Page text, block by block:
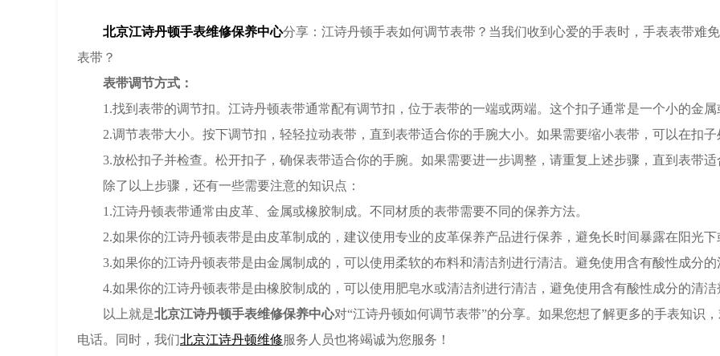
北京江诗丹顿手表维修保养中心分享：江诗丹顿手表如何调节表带？当我们收到心爱的手表时，手表表带难
表带？
表带调节方式：
1.找到表带的调节扣。江诗丹顿表带通常配有调节扣，位于表带的一端或两端。这个扣子通常是一个小的金属
2.调节表带大小。按下调节扣，轻轻拉动表带，直到表带适合你的手腕大小。如果需要缩小表带，可以在扣子
3.放松扣子并检查。松开扣子，确保表带适合你的手腕。如果需要进一步调整，请重复上述步骤，直到表带适
除了以上步骤，还有一些需要注意的知识点：
1.江诗丹顿表带通常由皮革、金属或橡胶制成。不同材质的表带需要不同的保养方法。
2.如果你的江诗丹顿表带是由皮革制成的，建议使用专业的皮革保养产品进行保养，避免长时间暴露在阳光下
3.如果你的江诗丹顿表带是由金属制成的，可以使用柔软的布料和清洁剂进行清洁。避免使用含有酸性成分的
4.如果你的江诗丹顿表带是由橡胶制成的，可以使用肥皂水或清洁剂进行清洁，避免使用含有酸性成分的清洁
以上就是北京江诗丹顿手表维修保养中心对“江诗丹顿如何调节表带”的分享。如果您想了解更多的手表知识
电话。同时，我们北京江诗丹顿维修服务人员也将竭诚为您服务！